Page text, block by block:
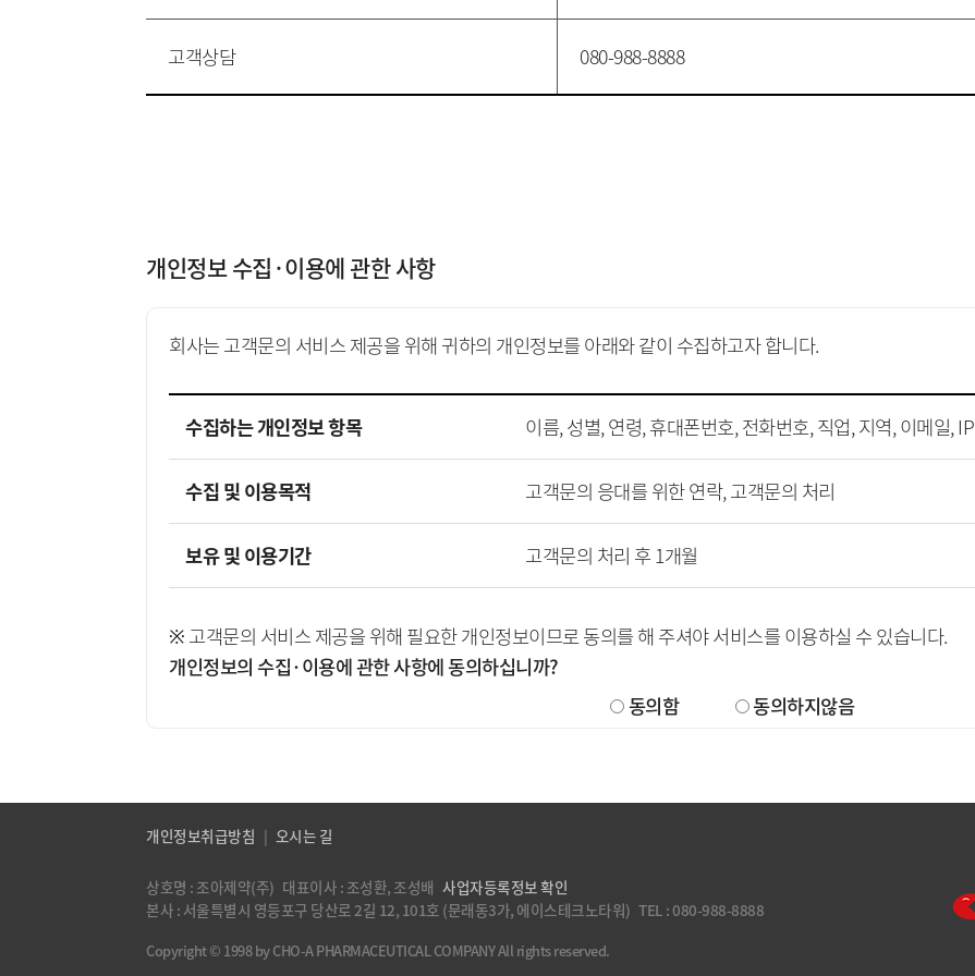
고객상담 080-988-8888
개인정보 수집·이용에 관한 사항
회사는 고객문의 서비스 제공을 위해 귀하의 개인정보를 아래와 같이 수집하고자 합니다.
수집하는 개인정보 항목 이름, 성별, 연령, 휴대폰번호, 전화번호, 직업, 지역, 이메일, IP
수집 및 이용목적 고객문의 응대를 위한 연락, 고객문의 처리
보유 및 이용기간 고객문의 처리 후 1개월
※ 고객문의 서비스 제공을 위해 필요한 개인정보이므로 동의를 해 주셔야 서비스를 이용하실 수 있습니다.
개인정보의 수집·이용에 관한 사항에 동의하십니까?
동의함
동의하지않음
개인정보취급방침 | 오시는 길
상호명 : 조아제약(주) 대표이사 : 조성환, 조성배사업자등록정보 확인
본사 : 서울특별시 영등포구 당산로 2길 12, 101호 (문래동3가, 에이스테크노타워)TEL : 080-988-8888
Copyright © 1998 by CHO-A PHARMACEUTICAL COMPANY All rights reserved.